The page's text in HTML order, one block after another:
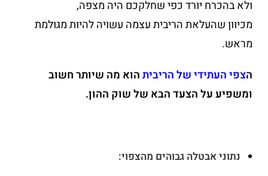
ולא בהכרח יורד כפי שחלקכם היה מצפה,
מכיוון שהעלאת הריבית עצמה עשויה להיות מגולמת
מראש.
הצפי העתידי של הריביתהוא מה שיותר חשוב
ומשפיע על הצעד הבא של שוק ההון.
נתוני אבטלה גבוהים מהצפוי: